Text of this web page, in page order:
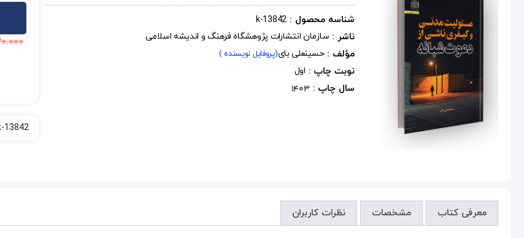
شناسه محصول : k-13842
ناشر : سازمان انتشارات پژوهشگاه فرهنگ و اندیشه اسلامی
مؤلف : حسینعلی بای(پروفایل نویسنده )
نوبت چاپ : اول
سال چاپ : 1403
معرفی کتاب مشخصات نظرات کاربران